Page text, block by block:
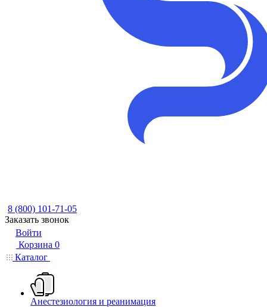
8 (800) 101-71-05
Заказать звонок
Войти
Корзина 0
Каталог
Анестезиология и реанимация